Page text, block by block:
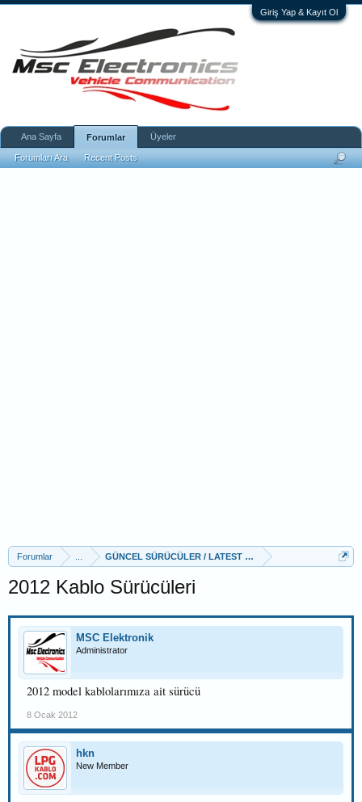
Giriş Yap & Kayıt Ol
Forumlar GÜNCEL SÜRÜCÜLER / LATEST DRIVERS
2012 Kablo Sürücüleri
MSC Elektronik
Administrator
2012 model kablolarımıza ait sürücü
8 Ocak 2012
hkn
New Member
Ana Sayfa Forumlar
Forumları Ara Recent Posts
Üyeler